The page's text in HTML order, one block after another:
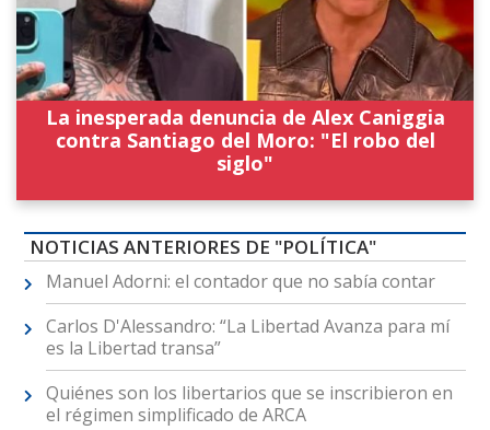
La inesperada denuncia de Alex Caniggia
contra Santiago del Moro: "El robo del
siglo"
NOTICIAS ANTERIORES DE "POLÍTICA"
Manuel Adorni: el contador que no sabía contar
Carlos D'Alessandro: “La Libertad Avanza para mí
es la Libertad transa”
Quiénes son los libertarios que se inscribieron en
el régimen simplificado de ARCA